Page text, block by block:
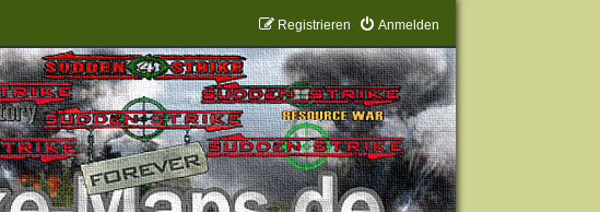
Anmelden
Registrieren